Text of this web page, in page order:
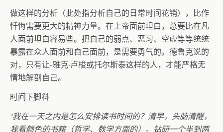
做这样的分析（此处指分析自己的日常时间花销），比作
忏悔需要更大的精神力量。在上帝面前坦白，总要比在凡
人面前坦白容易些。把自己的弱点、恶习、空虚等等统统
暴露在众人面前和自己面前，是需要勇气的。德鲁克说的
对，只有让-雅克·卢梭或托尔斯泰这样的人，才能严格无
情地解剖自己。
时间下脚料
“我在一天之内是怎么安排读书时间的？清早，头脑清醒，
我看颜色的书籍（哲学、数学方面的）。钻研一个半到两